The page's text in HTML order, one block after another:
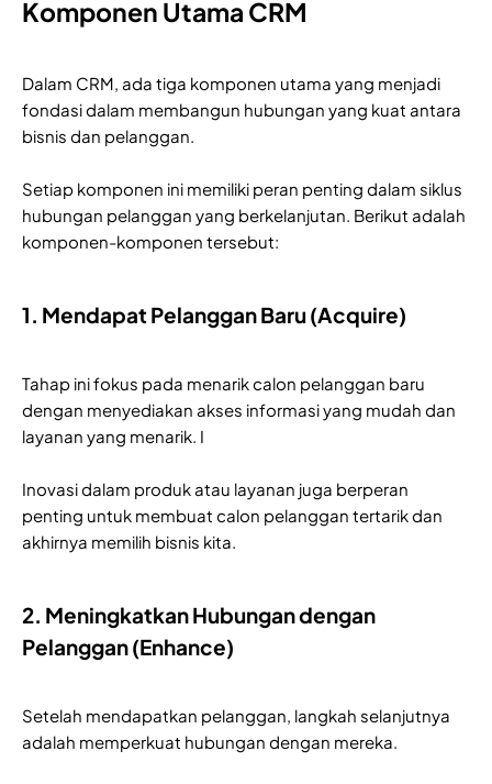
Komponen Utama CRM
Dalam CRM, ada tiga komponen utama yang menjadi
fondasi dalam membangun hubungan yang kuat antara
bisnis dan pelanggan.
Setiap komponen ini memiliki peran penting dalam siklus
hubungan pelanggan yang berkelanjutan. Berikut adalah
komponen-komponen tersebut:
1. Mendapat Pelanggan Baru (Acquire)
Tahap ini fokus pada menarik calon pelanggan baru
dengan menyediakan akses informasi yang mudah dan
layanan yang menarik. I
Inovasi dalam produk atau layanan juga berperan
penting untuk membuat calon pelanggan tertarik dan
akhirnya memilih bisnis kita.
2. Meningkatkan Hubungan dengan
Pelanggan (Enhance)
Setelah mendapatkan pelanggan, langkah selanjutnya
adalah memperkuat hubungan dengan mereka.